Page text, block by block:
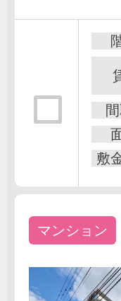
敷
マンション